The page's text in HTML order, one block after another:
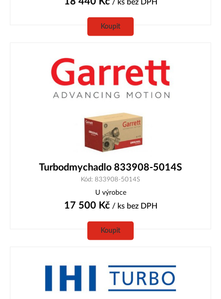
/ ks bez DPH
Koupit
Turbodmychadlo 833908-5014S
Kód: 833908-5014S
U výrobce
17 500 Kč/ ks bez DPH
Koupit